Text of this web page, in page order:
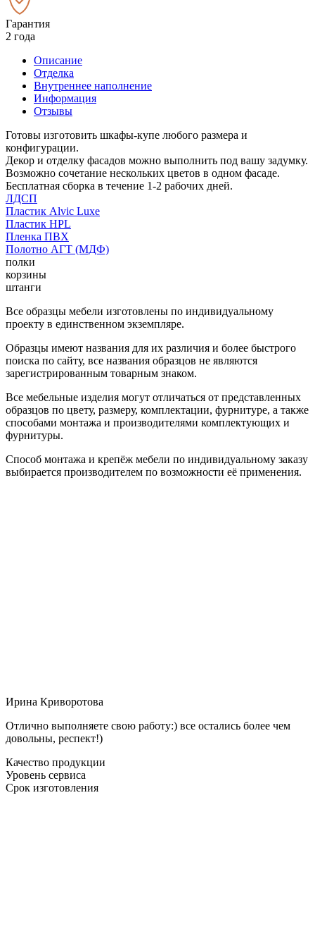
Гарантия
2 года
Описание
Отделка
Внутреннее наполнение
Информация
Отзывы
Готовы изготовить шкафы-купе любого размера и
конфигурации.
Декор и отделку фасадов можно выполнить под вашу задумку.
Возможно сочетание нескольких цветов в одном фасаде.
Бесплатная сборка в течение 1-2 рабочих дней.
ЛДСП
Пластик Alvic Luxe
Пластик HPL
Пленка ПВХ
Полотно АГТ (МДФ)
полки
корзины
штанги
Все образцы мебели изготовлены по индивидуальному
проекту в единственном экземпляре.
Образцы имеют названия для их различия и более быстрого
поиска по сайту, все названия образцов не являются
зарегистрированным товарным знаком.
Все мебельные изделия могут отличаться от представленных
образцов по цвету, размеру, комплектации, фурнитуре, а также
способами монтажа и производителями комплектующих и
фурнитуры.
Способ монтажа и крепёж мебели по индивидуальному заказу
выбирается производителем по возможности её применения.
Ирина Криворотова
Отлично выполняете свою работу:) все остались более чем
довольны, респект!)
Качество продукции
Уровень сервиса
Срок изготовления